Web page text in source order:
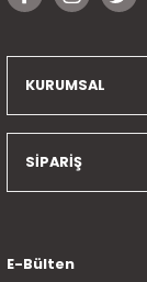
KURUMSAL
SİPARİŞ
E-Bülten